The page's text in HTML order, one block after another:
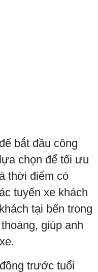
bắt đầu công
chọn để tối ưu
thời điểm có
tuyến xe khách
tại bến trong
giúp anh
trước tuổi